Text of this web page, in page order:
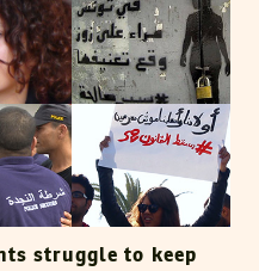
struggle to keep